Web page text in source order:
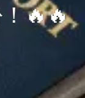
🔥🔥